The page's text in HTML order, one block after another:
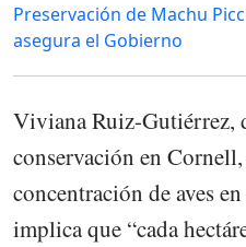
Preservación de Machu
asegura el Gobierno
Viviana Ruiz-Gutiérrez,
conservación en
concentración de aves
implica que “cada